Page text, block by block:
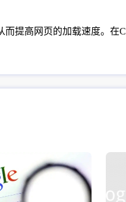
提高网页的加载速度。在